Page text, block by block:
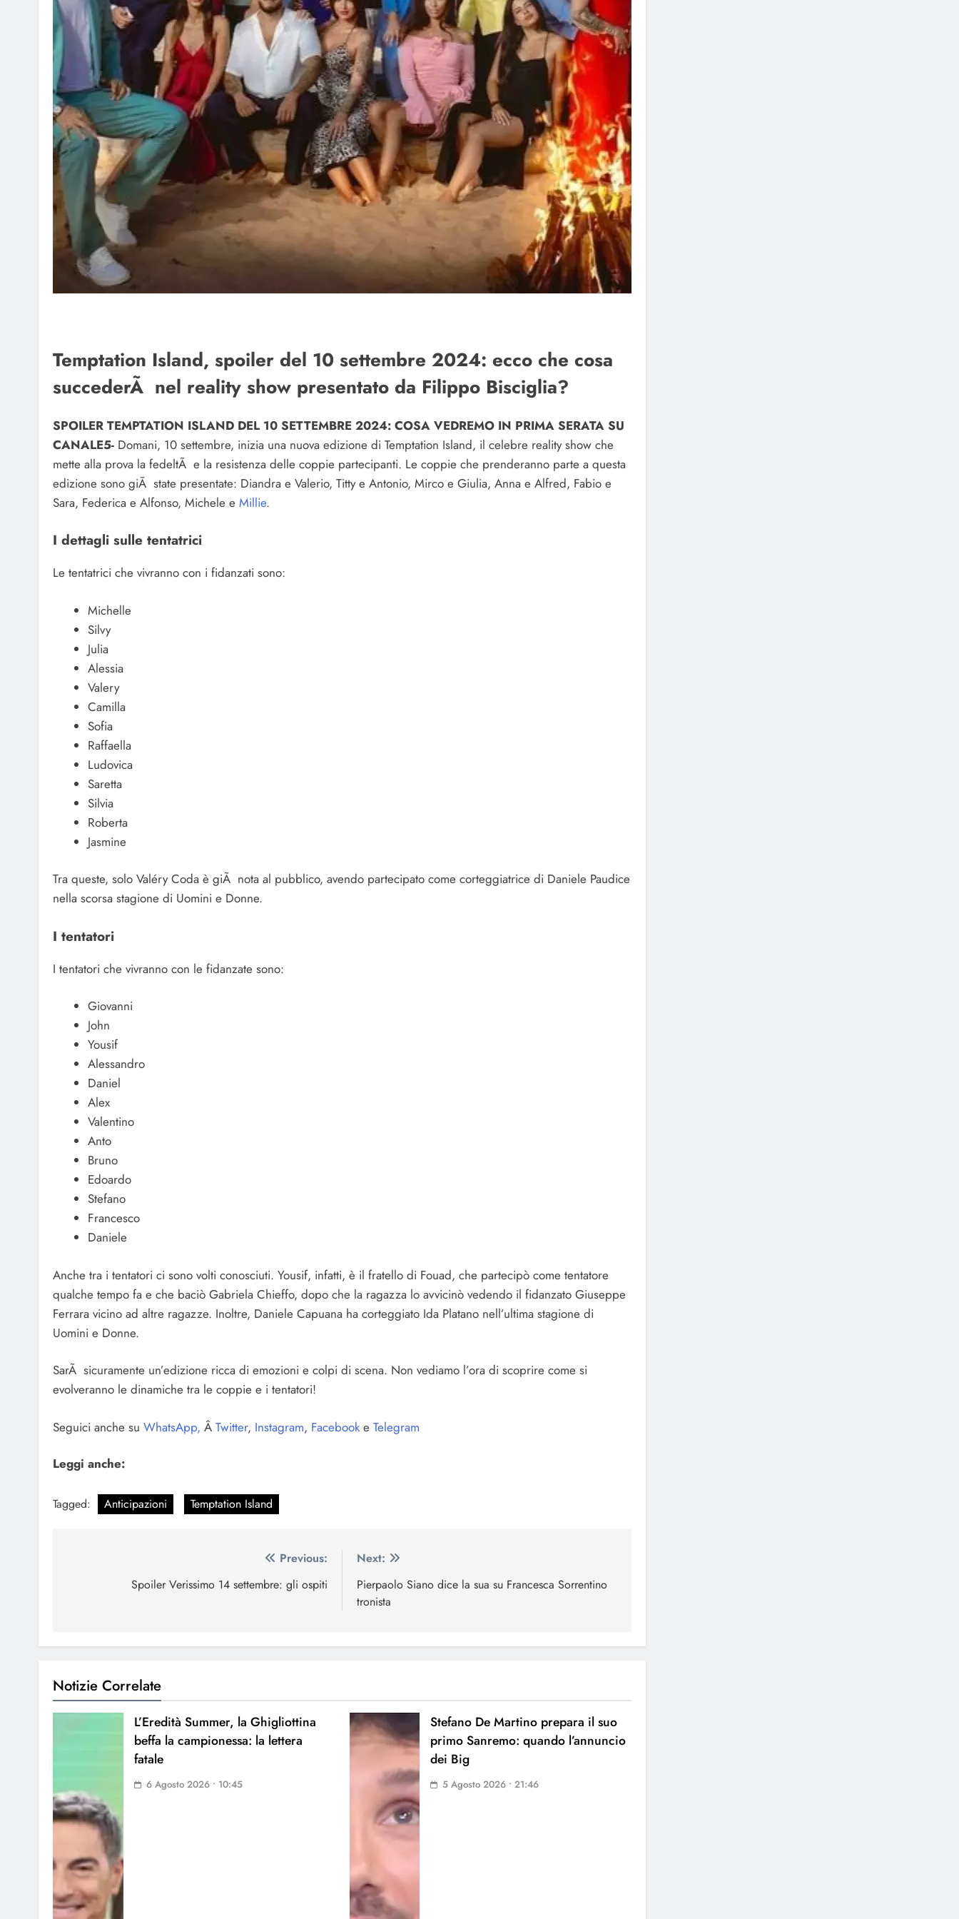
Temptation Island, spoiler del 10 settembre 2024: ecco che cosa
succederÃ nel reality show presentato da Filippo Bisciglia?
SPOILER TEMPTATION ISLAND DEL 10 SETTEMBRE 2024: COSA VEDREMO IN PRIMA SERATA SU
CANALE5- Domani, 10 settembre, inizia una nuova edizione di Temptation Island, il celebre reality show che
mette alla prova la fedeltÃ e la resistenza delle coppie partecipanti. Le coppie che prenderanno parte a questa
edizione sono giÃ state presentate: Diandra e Valerio, Titty e Antonio, Mirco e Giulia, Anna e Alfred, Fabio e
Sara, Federica e Alfonso, Michele e Millie.
I dettagli sulle tentatrici
Le tentatrici che vivranno con i fidanzati sono:
Michelle
Silvy
Julia
Alessia
Valery
Camilla
Sofia
Raffaella
Ludovica
Saretta
Silvia
Roberta
Jasmine
Tra queste, solo Valéry Coda è giÃ nota al pubblico, avendo partecipato come corteggiatrice di Daniele Paudice
nella scorsa stagione di Uomini e Donne.
I tentatori
I tentatori che vivranno con le fidanzate sono:
Giovanni
John
Yousif
Alessandro
Daniel
Alex
Valentino
Anto
Bruno
Edoardo
Stefano
Francesco
Daniele
Anche tra i tentatori ci sono volti conosciuti. Yousif, infatti, è il fratello di Fouad, che partecipò come tentatore
qualche tempo fa e che baciò Gabriela Chieffo, dopo che la ragazza lo avvicinò vedendo il fidanzato Giuseppe
Ferrara vicino ad altre ragazze. Inoltre, Daniele Capuana ha corteggiato Ida Platano nell’ultima stagione di
Uomini e Donne.
SarÃ sicuramente un’edizione ricca di emozioni e colpi di scena. Non vediamo l’ora di scoprire come si
evolveranno le dinamiche tra le coppie e i tentatori!
Seguici anche su WhatsApp, Â Twitter, Instagram, Facebooke Telegram
Leggi anche:
Tagged: Anticipazioni Temptation Island
Previous:
Spoiler Verissimo 14 settembre: gli ospiti
Next:
Pierpaolo Siano dice la sua su Francesca Sorrentino
tronista
Notizie Correlate
L’Eredità Summer, la Ghigliottina
beffa la campionessa: la lettera
fatale
6 Agosto 2026 • 10:45
Stefano De Martino prepara il suo
primo Sanremo: quando l’annuncio
dei Big
5 Agosto 2026 • 21:46